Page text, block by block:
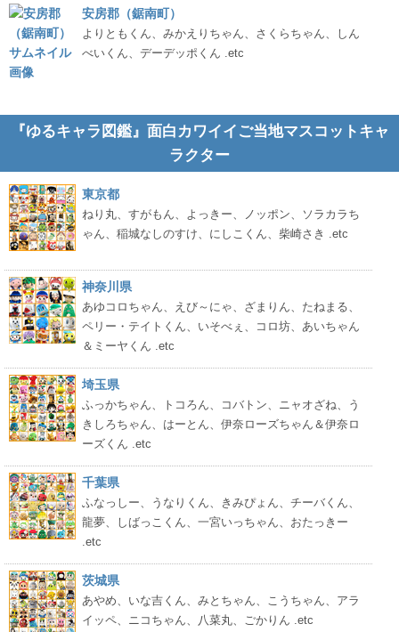
安房郡（鋸南町）
よりともくん、みかえりちゃん、さくらちゃん、しん
べいくん、デーデッポくん .etc
『ゆるキャラ図鑑』面白カワイイご当地マスコットキャ
ラクター
東京都
ねり丸、すがもん、よっきー、ノッポン、ソラカラち
ゃん、稲城なしのすけ、にしこくん、柴崎さき .etc
神奈川県
あゆコロちゃん、えび～にゃ、ざまりん、たねまる、
ペリー・テイトくん、いそべぇ、コロ坊、あいちゃん
＆ミーヤくん .etc
埼玉県
ふっかちゃん、トコろん、コバトン、ニャオざね、う
きしろちゃん、はーとん、伊奈ローズちゃん＆伊奈ロ
ーズくん .etc
千葉県
ふなっしー、うなりくん、きみぴょん、チーバくん、
龍夢、しばっこくん、一宮いっちゃん、おたっきー
.etc
茨城県
あやめ、いな吉くん、みとちゃん、こうちゃん、アラ
イッペ、ニコちゃん、八菜丸、ごかりん .etc